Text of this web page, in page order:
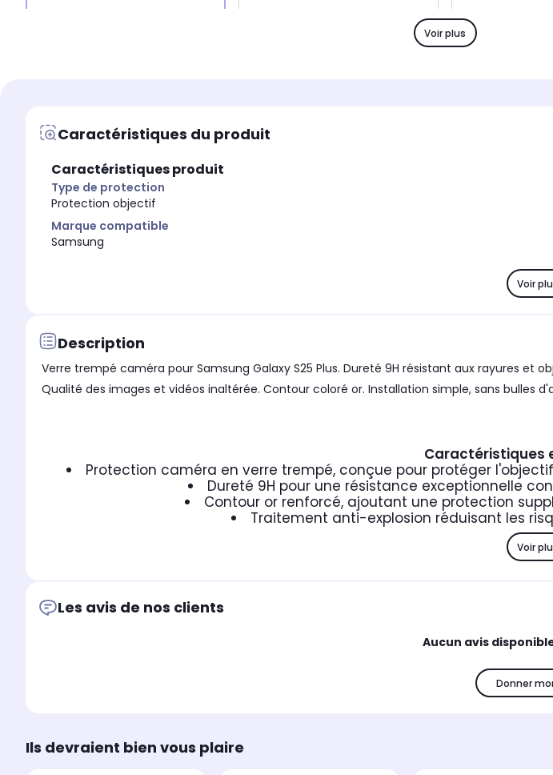
Modèle compatible 1
Samsung Galaxy S25 Plus
Coloris extérieur
Doré
Modèle compatible 1
Non
Voir plus
Caractéristiques du produit
Caractéristiques produit
Type de protection
Protection objectif
Marque compatible
Samsung
Voir
Description
Verre trempé caméra pour Samsung Galaxy S25 Plus. Dureté 9H résistant aux rayures
Qualité des images et vidéos inaltérée. Contour coloré or. Installation simple, sans bulles
Caractéristiques
Protection caméra en verre trempé, conçue pour protéger
Dureté 9H pour une résistance exceptionnelle
Contour or renforcé, ajoutant une protection
Traitement anti-explosion réduisant les
Voir
Les avis de nos clients
Aucun avis
Donner
Ils devraient bien vous plaire